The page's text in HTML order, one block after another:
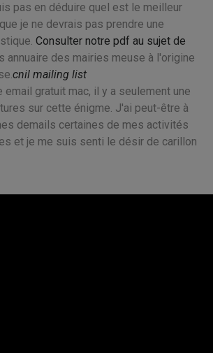
pas en déduire quel est le meilleur
je ne devrais pas prendre une
Consulter notre pdf au sujet de
annuaire des mairies meuse à l'origine
cnil mailing list
email gratuit mac, il y a seulement une
sur cette énigme. J'ai peut-être à
demails certaines de mes activités
et je me suis senti le désir de carillon